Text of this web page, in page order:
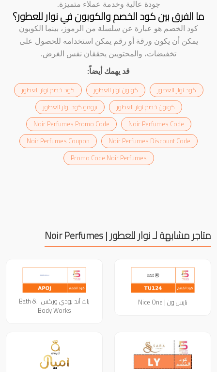
جودة عالية وخدمة عملاء متميزة.
ما الفرق بين كود الخصم والكوبون في نوار للعطور؟
كود الخصم هو عبارة عن سلسلة من الرموز، بينما الكوبون
يمكن أن يكون ورقة أو رقم يمكن استخدامه للحصول على
تخفيضات، والمحتويين يحققان نفس الغرض.
قد يهمك أيضاً:
كود نوار للعطور كوبون نوار للعطور
كود خصم نوار للعطور
كوبون خصم نوار للعطور
برومو كود نوار للعطور
Noir Perfumes Code
Noir Perfumes Promo Code
Noir Perfumes Discount Code
Noir Perfumes Coupon
Promo Code Noir Perfumes
متاجر مشابهة لـ نوار للعطور | Noir Perfumes
نايس ون | Nice One باث أند بودي وركس | Bath &
Body Works